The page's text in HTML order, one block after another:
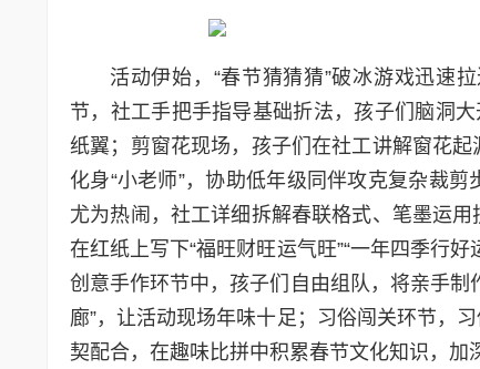
活动伊始，“春节猜猜猜”破冰游戏迅速
节，社工手把手指导基础折法，孩子们脑洞
纸翼；剪窗花现场，孩子们在社工讲解窗花
化身“小老师”，协助低年级同伴攻克复杂裁
尤为热闹，社工详细拆解春联格式、笔墨运
在红纸上写下“福旺财旺运气旺”“一年四季行
创意手作环节中，孩子们自由组队，将亲手
廊”，让活动现场年味十足；习俗闯关环节，
契配合，在趣味比拼中积累春节文化知识，加